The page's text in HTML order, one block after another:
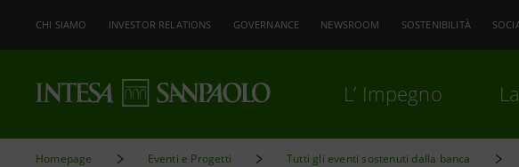
CHI SIAMO INVESTOR RELATIONS GOVERNANCE NEWSROOM SOSTENIBILITÀ
L’ Impegno
Homepage Eventi e Progetti Tutti gli eventi sostenuti dalla banca